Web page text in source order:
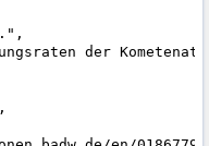
der